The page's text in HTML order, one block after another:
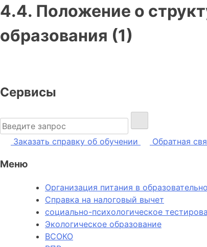
4.4. Положение о
образования (1)
Сервисы
Найти:
Заказать справку об обучении Обратная
Меню
Организация питания в
Справка на налоговый вычет
социально-психологическое
Экологическое образование
ВСОКО